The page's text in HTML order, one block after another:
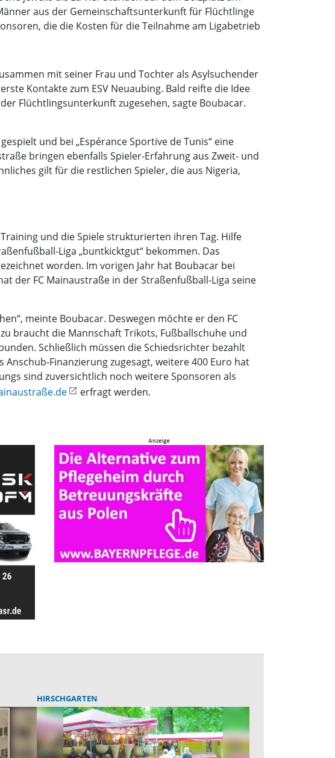
aus der Gemeinschaftsunterkunft für Flüchtlinge
die die Kosten für die Teilnahme am Ligabetrieb
mit seiner Frau und Tochter als Asylsuchender
Kontakte zum ESV Neuaubing. Bald reifte die Idee
Flüchtlingsunterkunft zugesehen, sagte Boubacar.
und bei „Espérance Sportive de Tunis“ eine
bringen ebenfalls Spieler-Erfahrung aus Zweit- und
gilt für die restlichen Spieler, die aus Nigeria,
und die Spiele strukturierten ihren Tag. Hilfe
Liga „buntkicktgut“ bekommen. Das
worden. Im vorigen Jahr hat Boubacar bei
der FC Mainaustraße in der Straßenfußball-Liga seine
meinte Boubacar. Deswegen möchte er den FC
braucht die Mannschaft Trikots, Fußballschuhe und
Schließlich müssen die Schiedsrichter bezahlt
Finanzierung zugesagt, weitere 400 Euro hat
sind zuversichtlich noch weitere Sponsoren als
erfragt werden.
HIRSCHGARTEN